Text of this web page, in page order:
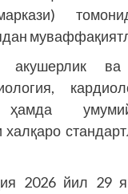
акушерлик ва
ҳамда
2026 йил 29